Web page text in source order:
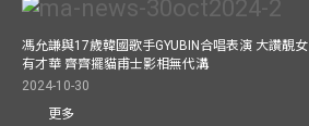
馮允謙與17歲韓國歌手GYUBIN合唱表演 大讚靚女
有才華 齊齊擺貓甫士影相無代溝
2024-10-30
更多